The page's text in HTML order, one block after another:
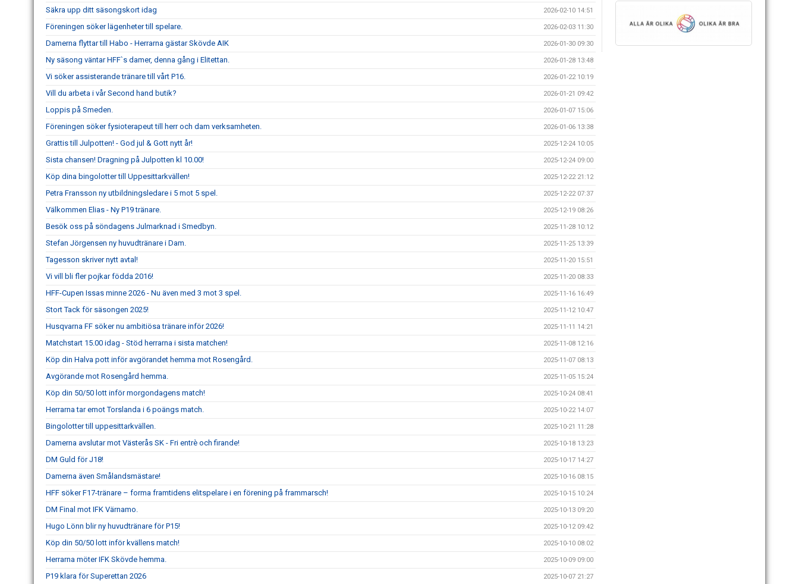
Säkra upp ditt säsongskort idag 2026-02-10 14:51
Föreningen söker lägenheter till spelare. 2026-02-03 11:30
Damerna flyttar till Habo - Herrarna gästar Skövde AIK 2026-01-30 09:30
Ny säsong väntar HFF`s damer, denna gång i Elitettan. 2026-01-28 13:48
Vi söker assisterande tränare till vårt P16. 2026-01-22 10:19
Vill du arbeta i vår Second hand butik? 2026-01-21 09:42
Loppis på Smeden. 2026-01-07 15:06
Föreningen söker fysioterapeut till herr och dam verksamheten. 2026-01-06 13:38
Grattis till Julpotten! - God jul & Gott nytt år! 2025-12-24 10:05
Sista chansen! Dragning på Julpotten kl 10.00! 2025-12-24 09:00
Köp dina bingolotter till Uppesittarkvällen! 2025-12-22 21:12
Petra Fransson ny utbildningsledare i 5 mot 5 spel. 2025-12-22 07:37
Välkommen Elias - Ny P19 tränare. 2025-12-19 08:26
Besök oss på söndagens Julmarknad i Smedbyn. 2025-11-28 10:12
Stefan Jörgensen ny huvudtränare i Dam. 2025-11-25 13:39
Tagesson skriver nytt avtal! 2025-11-20 15:51
Vi vill bli fler pojkar födda 2016! 2025-11-20 08:33
HFF-Cupen Issas minne 2026 - Nu även med 3 mot 3 spel. 2025-11-16 16:49
Stort Tack för säsongen 2025! 2025-11-12 10:47
Husqvarna FF söker nu ambitiösa tränare inför 2026! 2025-11-11 14:21
Matchstart 15.00 idag - Stöd herrarna i sista matchen! 2025-11-08 12:16
Köp din Halva pott inför avgörandet hemma mot Rosengård. 2025-11-07 08:13
Avgörande mot Rosengård hemma. 2025-11-05 15:24
Köp din 50/50 lott inför morgondagens match! 2025-10-24 08:41
Herrarna tar emot Torslanda i 6 poängs match. 2025-10-22 14:07
Bingolotter till uppesittarkvällen. 2025-10-21 11:28
Damerna avslutar mot Västerås SK - Fri entrè och firande! 2025-10-18 13:23
DM Guld för J18! 2025-10-17 14:27
Damerna även Smålandsmästare! 2025-10-16 08:15
HFF söker F17-tränare – forma framtidens elitspelare i en förening på frammarsch! 2025-10-15 10:24
DM Final mot IFK Värnamo. 2025-10-13 09:20
Hugo Lönn blir ny huvudtränare för P15! 2025-10-12 09:42
Köp din 50/50 lott inför kvällens match! 2025-10-10 08:02
Herrarna möter IFK Skövde hemma. 2025-10-09 09:00
P19 klara för Superettan 2026 2025-10-07 21:27